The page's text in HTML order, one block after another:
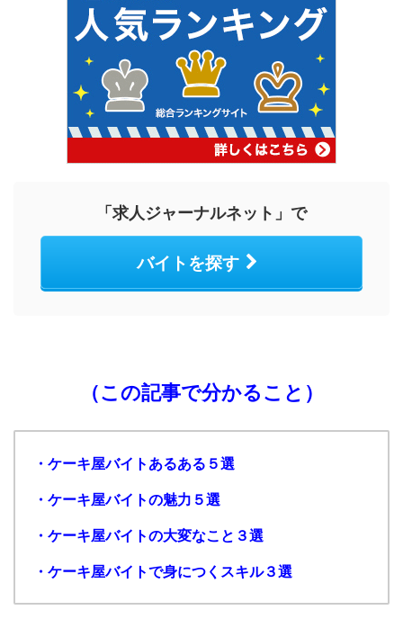
「求人ジャーナルネット」で
バイトを探す
（この記事で分かること）
・ケーキ屋バイトあるある５選
・ケーキ屋バイトの魅力５選
・ケーキ屋バイトの大変なこと３選
・ケーキ屋バイトで身につくスキル３選